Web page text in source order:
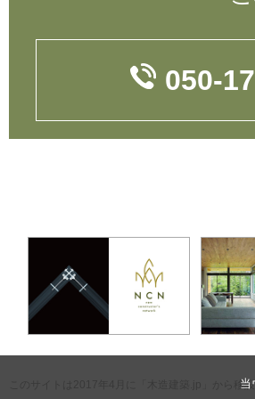
当
050-
このサイトは2017年4月に「木造建築.jp」から移